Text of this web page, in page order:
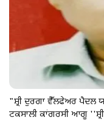
"ਸ਼੍ਰੀ ਦੁਰਗਾ ਵੈੱਲਫੇਅਰ ਪੈਦਲ
ਟਕਸਾਲੀ ਕਾਂਗਰਸੀ ਆਗੂ